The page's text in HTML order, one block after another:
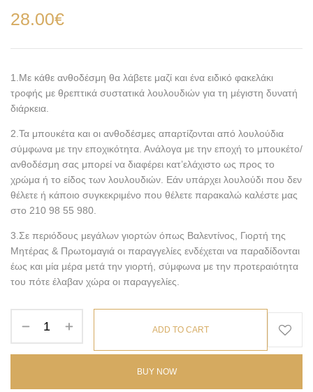
28.00€
1.Με κάθε ανθοδέσμη θα λάβετε μαζί και ένα ειδικό φακελάκι
τροφής με θρεπτικά συστατικά λουλουδιών για τη μέγιστη δυνατή
διάρκεια.
2.Τα μπουκέτα και οι ανθοδέσμες απαρτίζονται από λουλούδια
σύμφωνα με την εποχικότητα. Ανάλογα με την εποχή το μπουκέτο/
ανθοδέσμη σας μπορεί να διαφέρει κατ’ελάχιστο ως προς το
χρώμα ή το είδος των λουλουδιών. Εάν υπάρχει λουλούδι που δεν
θέλετε ή κάποιο συγκεκριμένο που θέλετε παρακαλώ καλέστε μας
στο 210 98 55 980.
3.Σε περιόδους μεγάλων γιορτών όπως Βαλεντίνος, Γιορτή της
Μητέρας & Πρωτομαγιά οι παραγγελίες ενδέχεται να παραδίδονται
έως και μία μέρα μετά την γιορτή, σύμφωνα με την προτεραιότητα
του πότε έλαβαν χώρα οι παραγγελίες.
ADD TO CART
BUY NOW